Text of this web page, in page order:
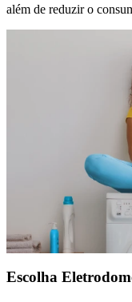
além de reduzir o
Escolha